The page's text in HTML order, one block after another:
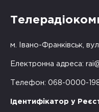
м. Івано-Франківськ,
Електронна адреса:
Телефон: 068-0000-
Ідентифікатор у